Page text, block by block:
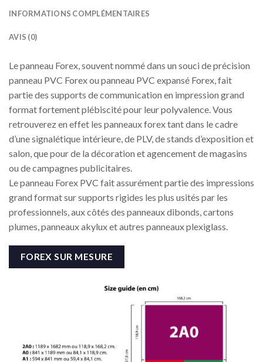
INFORMATIONS COMPLÉMENTAIRES
AVIS (0)
Le panneau Forex, souvent nommé dans un souci de précision
panneau PVC Forex ou panneau PVC expansé Forex, fait
partie des supports de communication en impression grand
format fortement plébiscité pour leur polyvalence. Vous
retrouverez en effet les panneaux forex tant dans le cadre
d’une signalétique intérieure, de PLV, de stands d’exposition et
salon, que pour de la décoration et agencement de magasins
ou de campagnes publicitaires.
Le panneau Forex PVC fait assurément partie des impressions
grand format sur supports rigides les plus usités par les
professionnels, aux côtés des panneaux dibonds, cartons
plumes, panneaux akylux et autres panneaux plexiglass.
FOREX SUR MESURE